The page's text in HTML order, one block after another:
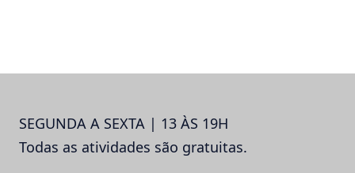
SEGUNDA A SEXTA | 13 ÀS 19H
Todas as atividades são gratuitas.